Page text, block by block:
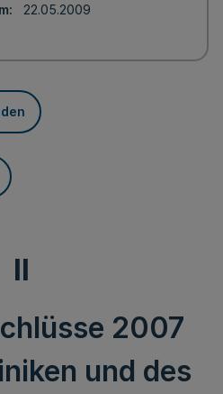
22.05.2009
II
2007
und des